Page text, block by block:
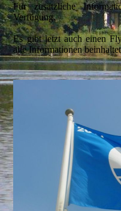
Für zusätzliche
Verfügung.
Es gibt jetzt auch einen
alle Informationen